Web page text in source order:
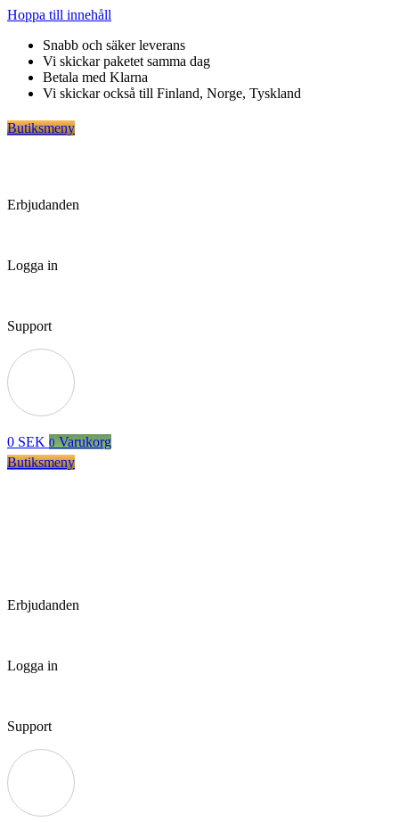
Hoppa till innehåll
Snabb och säker leverans
Vi skickar paketet samma dag
Betala med Klarna
Vi skickar också till Finland, Norge, Tyskland
Butiksmeny
Erbjudanden
Logga in
Support
0 SEK 0 Varukorg
Butiksmeny
Erbjudanden
Logga in
Support